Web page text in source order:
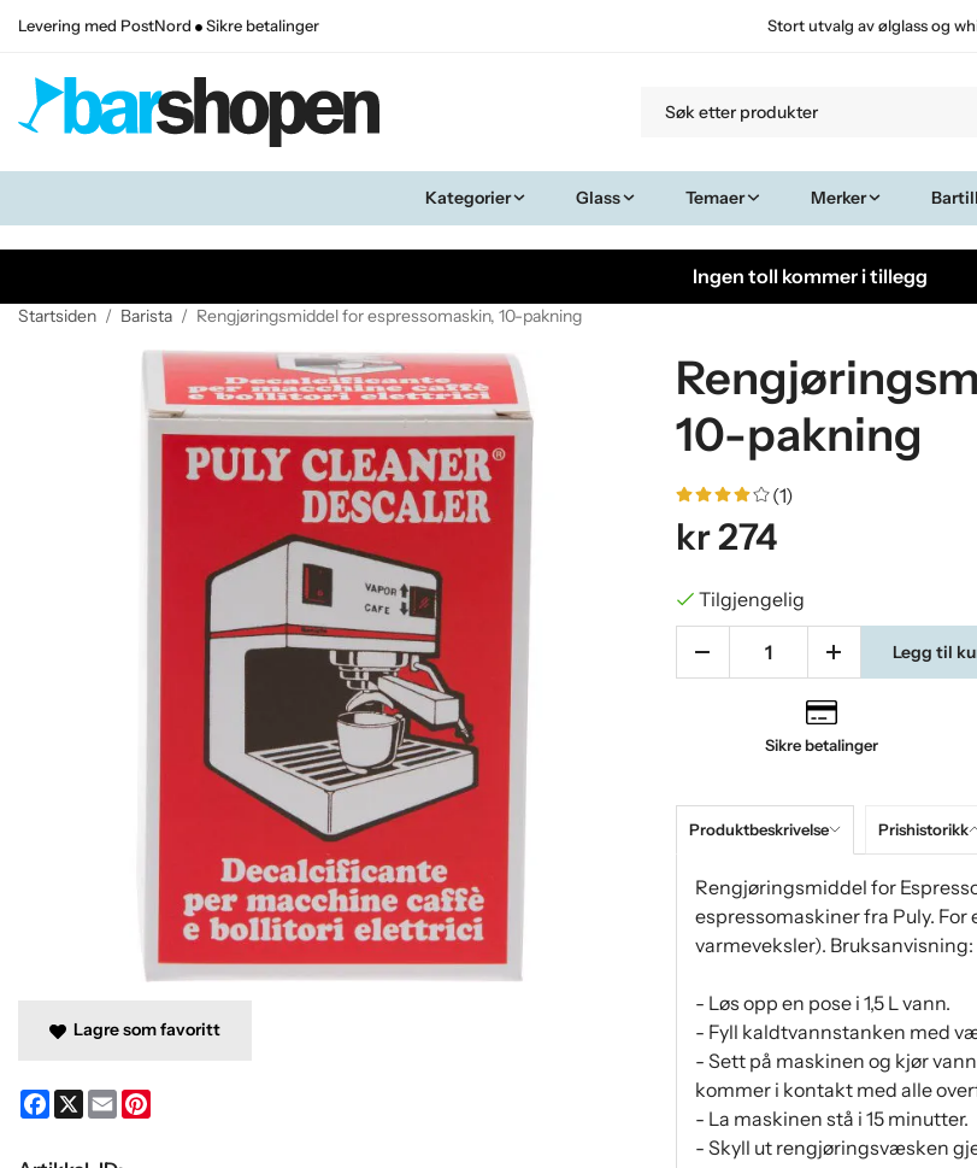
Levering med PostNord Sikre betalinger Stort utvalg av ølglass og
Kategorier Glass Temaer Merker
Ingen toll kommer i tillegg
Startsiden / Barista / Rengjøringsmiddel for espressomaskin, 10-pakning
10-pakning
(1)
kr 274
Tilgjengelig
Legg til
Sikre betalinger
Produktbeskrivelse Prishistorikk
Rengjøringsmiddel for
espressomaskiner fra Puly.
varmeveksler). Bruksanvisning:
- Løs opp en pose i 1,5 L vann.
- Fyll kaldtvannstanken med
- Sett på maskinen og kjør
kommer i kontakt med alle
- La maskinen stå i 15 minutter.
- Skyll ut rengjøringsvæsken
Lagre som favoritt
Facebook
X Email